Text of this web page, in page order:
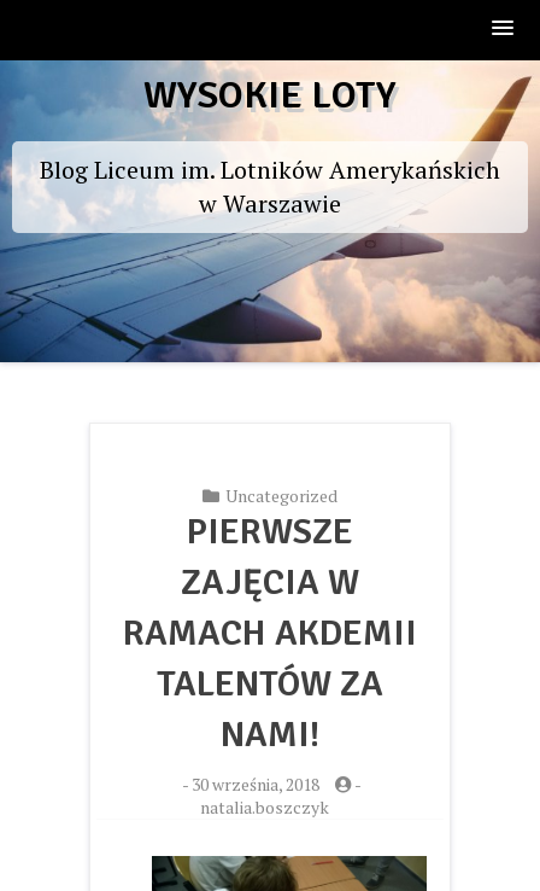
to
WYSOKIE LOTY
Blog Liceum im. Lotników Amerykańskich
w Warszawie
Uncategorized
PIERWSZE
ZAJĘCIA W
RAMACH AKDEMII
TALENTÓW ZA
NAMI!
- 30 września, 2018
-
natalia.boszczyk